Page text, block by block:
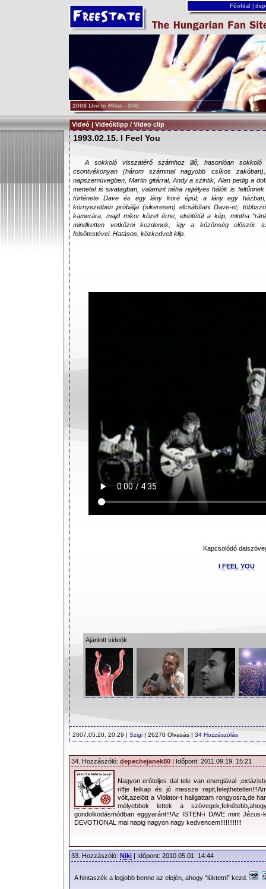
Főoldal
Videó | Videóklipp / Video clip
1993.02.15. I Feel You
A sokkoló visszatérő számhoz illő, hasonlóan sokkoló
csontvékonyan (három számmal nagyobb csíkos
napszemüvegben, Martin gitárral, Andy a szintik, Alan pedig a
menetel is sivatagban, valamint néha rejtélyes hálók is
története Dave és egy lány köré épül; a lány egy házban,
környezetben próbálja (sikeresen) elcsábítani Dave-et;
kamerára, majd mikor közel érne, elsötétül a kép, mintha
mindketten vetkőzni kezdenek, így a közönség először
felsőtestével. Hatásos, közkedvelt klip.
Kapcsolódó
I FEEL YOU
Ajánlott videók
2007.05.20. 20:29 | Szigi | 26270 Olvasás | 34 Hozzászólás
34. Hozzászóló: depechejanek80 | Időpont: 2011.09.19. 15:21
Nagyon erőteljes dal tele van energiával
riffje felkap és jó messze
vólt,azelött a Violator-t hallgattam rongyosra,de
mélyebbek lettek a
gondolkodásmódban eggyaránt!!!Az ISTEN-i DAVE mint
DEVOTIONAL mai napig nagyon nagy kedvencem!!!!!!!!!!!!
33. Hozzászóló: Niki | Időpont: 2010.05.01. 14:44
A hintaszék a legjobb benne az elején, ahogy “lüktetni” kezd.